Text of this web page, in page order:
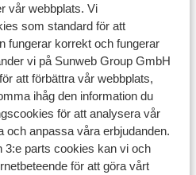
vår webbplats. Vi
som standard för att
fungerar korrekt och fungerar
vi på Sunweb Group GmbH
att förbättra vår webbplats,
ihåg den information du
för att analysera vår
och anpassa våra erbjudanden.
3:e parts cookies kan vi och
för att göra vårt